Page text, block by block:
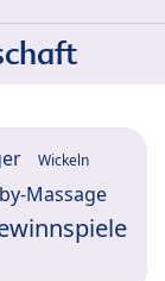
Wickeln
Massage